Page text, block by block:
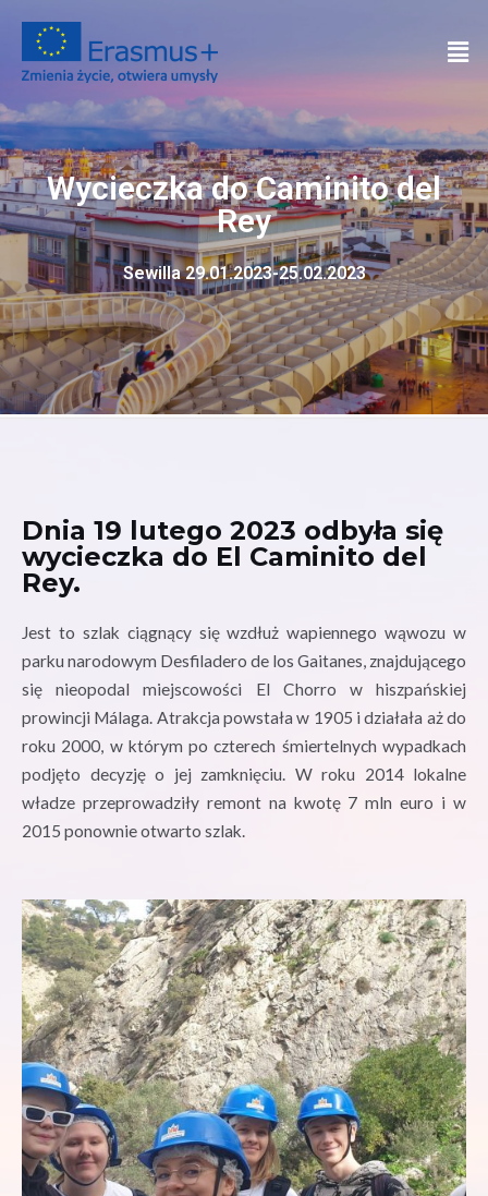
Wycieczka do Caminito del
Rey
Sewilla 29.01.2023-25.02.2023
Dnia 19 lutego 2023 odbyła się
wycieczka do El Caminito del
Rey.
Jest to szlak ciągnący się wzdłuż wapiennego wąwozu w
parku narodowym Desfiladero de los Gaitanes, znajdującego
się nieopodal miejscowości El Chorro w hiszpańskiej
prowincji Málaga. Atrakcja powstała w 1905 i działała aż do
roku 2000, w którym po czterech śmiertelnych wypadkach
podjęto decyzję o jej zamknięciu. W roku 2014 lokalne
władze przeprowadziły remont na kwotę 7 mln euro i w
2015 ponownie otwarto szlak.